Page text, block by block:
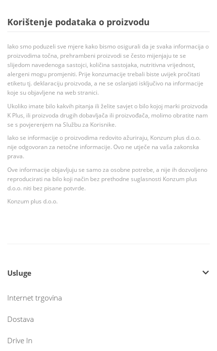
Korištenje podataka o proizvodu
Iako smo poduzeli sve mjere kako bismo osigurali da je svaka informacija o
proizvodima točna, prehrambeni proizvodi se često mijenjaju te se
slijedom navedenoga sastojci, količina sastojaka, nutritivna vrijednost,
alergeni mogu promjeniti. Prije konzumacije trebali biste uvijek pročitati
etiketu tj. deklaraciju proizvoda, a ne se oslanjati isključivo na informacije
koje su objavljene na web stranici.
Ukoliko imate bilo kakvih pitanja ili želite savjet o bilo kojoj marki proizvoda
K Plus, ili proizvoda drugih dobavljača ili proizvođača, molimo obratite nam
se s povjerenjem na Službu za Korisnike.
Iako se informacije o proizvodima redovito ažuriraju, Konzum plus d.o.o.
nije odgovoran za netočne informacije. Ovo ne utječe na vaša zakonska
prava.
Ove informacije objavljuju se samo za osobne potrebe, a nije ih dozvoljeno
reproducirati na bilo koji način bez prethodne suglasnosti Konzum plus
d.o.o. niti bez pisane potvrde.
Konzum plus d.o.o.
Usluge
Internet trgovina
Dostava
Drive In